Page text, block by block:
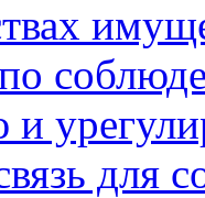
и
для